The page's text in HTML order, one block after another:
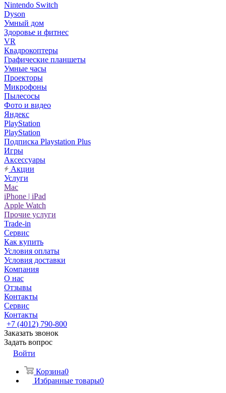
Nintendo Switch
Dyson
Умный дом
Здоровье и фитнес
VR
Квадрокоптеры
Графические планшеты
Умные часы
Проекторы
Микрофоны
Пылесосы
Фото и видео
Яндекс
PlayStation
PlayStation
Подписка Playstation Plus
Игры
Аксессуары
Акции
Услуги
Mac
iPhone | iPad
Apple Watch
Прочие услуги
Trade-in
Сервис
Как купить
Условия оплаты
Условия доставки
Компания
О нас
Отзывы
Контакты
Сервис
Контакты
+7 (4012) 790-800
Заказать звонок
Задать вопрос
Войти
Корзина0
Избранные товары0